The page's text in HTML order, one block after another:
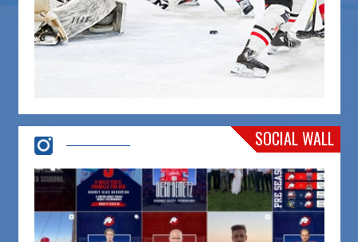
SOCIAL WALL